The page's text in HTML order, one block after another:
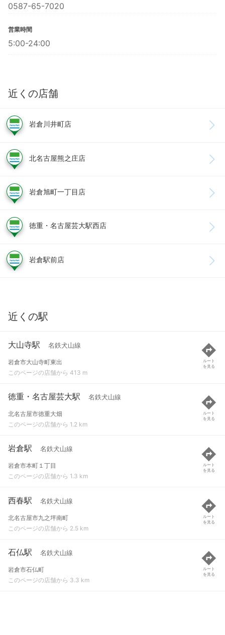
0587-65-7020
営業時間
5:00-24:00
近くの店舗
岩倉川井町店
北名古屋熊之庄店
岩倉旭町一丁目店
徳重・名古屋芸大駅西店
岩倉駅前店
近くの駅
大山寺駅 名鉄犬山線
岩倉市大山寺町東出
このページの店舗から 413 m
ルート
を見る
徳重・名古屋芸大駅 名鉄犬山線
北名古屋市徳重大畑
このページの店舗から 1.2 km
ルート
を見る
岩倉駅 名鉄犬山線
岩倉市本町１丁目
このページの店舗から 1.3 km
ルート
を見る
西春駅 名鉄犬山線
北名古屋市九之坪南町
このページの店舗から 2.5 km
ルート
を見る
石仏駅 名鉄犬山線
岩倉市石仏町
このページの店舗から 3.3 km
ルート
を見る